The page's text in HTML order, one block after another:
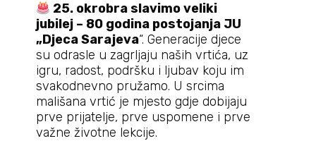
25. okrobra slavimo veliki
jubilej – 80 godina postojanja JU
„Djeca Sarajeva“. Generacije djece
su odrasle u zagrljaju naših vrtića, uz
igru, radost, podršku i ljubav koju im
svakodnevno pružamo. U srcima
mališana vrtić je mjesto gdje dobijaju
prve prijatelje, prve uspomene i prve
važne životne lekcije.